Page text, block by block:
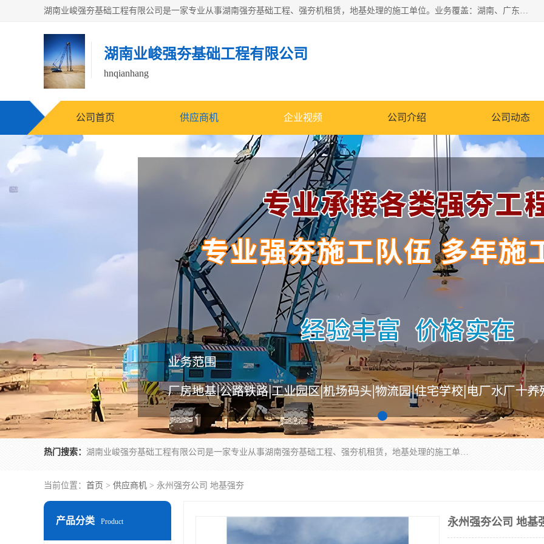
湖南业峻强夯基础工程有限公司是一家专业从事湖南强夯基础工程、强夯机租赁，地基处理的施工单位。业务覆盖：湖南、广东，江西等地。可承接1000KN.m-25000KN.m强夯（置换）工程。公司创始人是国内较早期从事强夯施工的建设者，经过多年的一步一个脚印的发展，在行业内具有较高的度和良好的口碑。
湖南业峻强夯基础工程有限公司
hnqianhang
公司首页 供应商机 企业视频 公司介绍 公司动态
热门搜索： 湖南业峻强夯基础工程有限公司是一家专业从事湖南强夯基础工程、强夯机租赁，地基处理的施工单位。业务覆盖：湖南、广东，江西等地。可承接1000KN.m-25000KN.m强夯（置换）工程。公司创始人是国内较早期从事强夯施工的建设者，经过多年的一步一个脚印的发展，在行业内具有较高的度和良好的口碑。
当前位置： 首页 > 供应商机 > 永州强夯公司 地基强夯
产品分类 Product 永州强夯公司 地基